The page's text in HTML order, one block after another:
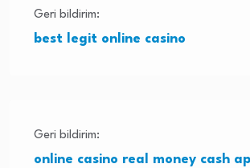
Geri bildirim:
best legit online casino
Geri bildirim:
online casino real money cash